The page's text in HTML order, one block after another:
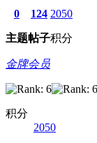
0
主题
124
帖子
2050
积分
金牌会员
积分
2050